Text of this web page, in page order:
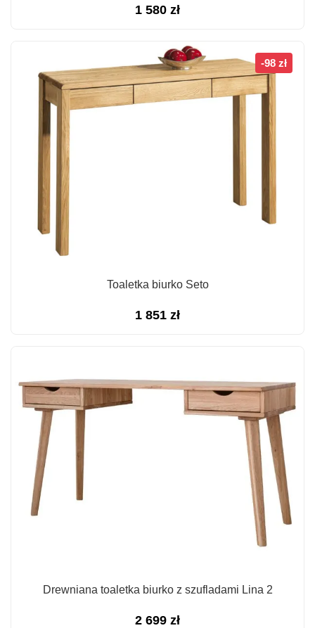
1 580 zł
-98 zł
Toaletka biurko Seto
1 851 zł
Drewniana toaletka biurko z szufladami Lina 2
2 699 zł